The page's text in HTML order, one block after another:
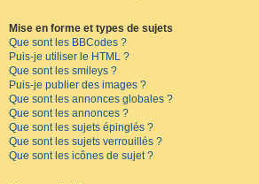
Mise en forme et types de sujets
Que sont les BBCodes ?
Puis-je utiliser le HTML ?
Que sont les smileys ?
Puis-je publier des images ?
Que sont les annonces globales ?
Que sont les annonces ?
Que sont les sujets épinglés ?
Que sont les sujets verrouillés ?
Que sont les icônes de sujet ?